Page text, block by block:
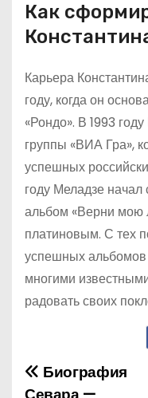
Как
Карьера
году, когда он
«Рондо». В 1993
группы «ВИА Гра»,
успешных
году Меладзе
альбом «Верни мою
платиновым. С тех
успешных альбомов
многими
радовать своих
Н Биография